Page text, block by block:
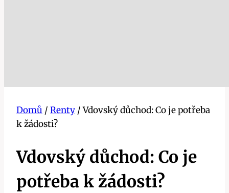
Domů / Renty / Vdovský důchod: Co je potřeba
k žádosti?
Vdovský důchod: Co je
potřeba k žádosti?